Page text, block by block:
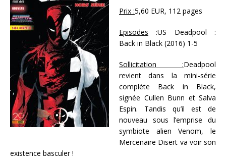
Prix :5,60 EUR, 112 pages
Episodes :US Deadpool :
Back in Black (2016) 1-5
Sollicitation :Deadpool
revient dans la mini-série
complète Back in Black,
signée Cullen Bunn et Salva
Espin. Tandis qu’il est de
nouveau sous l’emprise du
symbiote alien Venom, le
Mercenaire Disert va voir son
existence basculer !